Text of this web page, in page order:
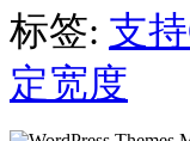
标签: 支
定宽度